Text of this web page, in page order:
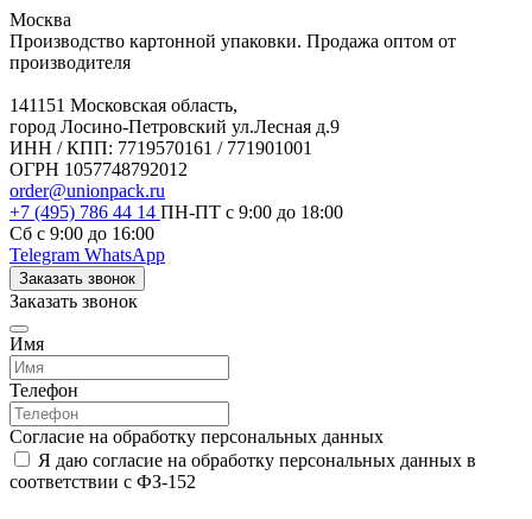
Москва
Производство картонной упаковки. Продажа оптом от
производителя
141151 Московская область,
город Лосино-Петровский ул.Лесная д.9
ИНН / КПП: 7719570161 / 771901001
ОГРН 1057748792012
order@unionpack.ru
+7 (495) 786 44 14 ПН-ПТ с 9:00 до 18:00
Сб с 9:00 до 16:00
Telegram WhatsApp
Заказать звонок
Заказать звонок
Имя
Телефон
Согласие на обработку персональных данных
Я даю согласие на обработку персональных данных в
соответствии с ФЗ-152